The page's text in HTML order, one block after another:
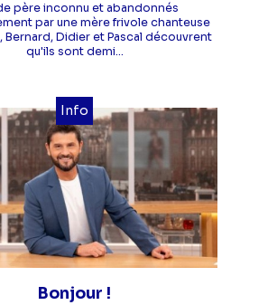
père inconnu et abandonnés
par une mère frivole chanteuse
Bernard, Didier et Pascal découvrent
qu'ils sont demi...
Info
Bonjour !